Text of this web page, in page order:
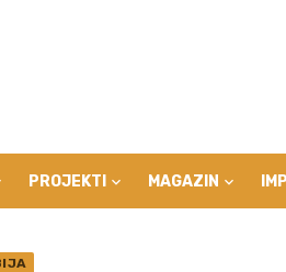
PROJEKTI MAGAZIN